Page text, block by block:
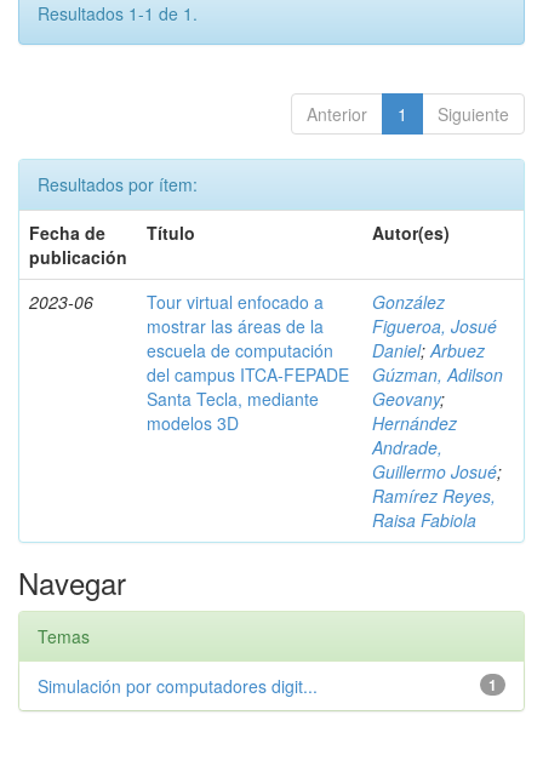
Resultados 1-1 de 1.
Anterior 1 Siguiente
Resultados por ítem:
Fecha de
publicación
Título Autor(es)
2023-06
Tour virtual enfocado a
mostrar las áreas de la
escuela de computación
del campus ITCA-FEPADE
Santa Tecla, mediante
modelos 3D
González
Figueroa, Josué
Daniel;Arbuez
Gúzman, Adilson
Geovany;
Hernández
Andrade,
Guillermo Josué;
Ramírez Reyes,
Raisa Fabiola
Navegar
Temas
1
Simulación por computadores digit...